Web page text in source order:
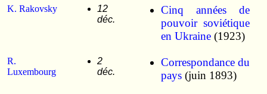
K. Rakovsky
12
déc.
Cinq années de
pouvoir soviétique
en Ukraine(1923)
R.
Luxembourg
2
déc.
Correspondance du
pays(juin 1893)